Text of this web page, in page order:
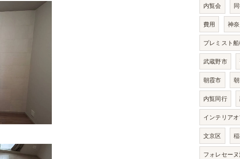
内覧会
費用 神
プレミスト
武蔵野市
朝霞市
内覧同行
インテリア
文京区
フォレセー